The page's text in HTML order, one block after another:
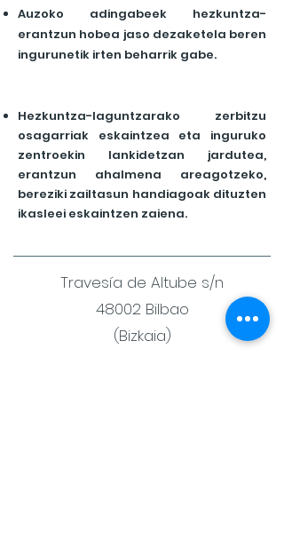
Auzoko adingabeek hezkuntza-
erantzun hobea jaso dezaketela beren
ingurunetik irten beharrik gabe.
Hezkuntza-laguntzarako zerbitzu
osagarriak eskaintzea eta inguruko
zentroekin lankidetzan jardutea,
erantzun ahalmena areagotzeko,
bereziki zailtasun handiagoak dituzten
ikasleei eskaintzen zaiena.
Travesía de Altube s/n
48002 Bilbao
(Bizkaia)